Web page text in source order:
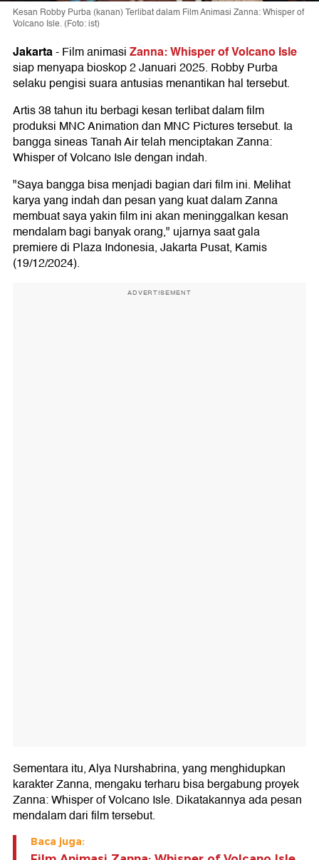
Kesan Robby Purba (kanan) Terlibat dalam Film Animasi Zanna: Whisper of
Volcano Isle. (Foto: ist)
Jakarta-Film animasiZanna: Whisper of Volcano Isle
siap menyapa bioskop 2 Januari 2025. Robby Purba
selaku pengisi suara antusias menantikan hal tersebut.
Artis 38 tahun itu berbagi kesan terlibat dalam film
produksi MNC Animation dan MNC Pictures tersebut. Ia
bangga sineas Tanah Air telah menciptakan Zanna:
Whisper of Volcano Isle dengan indah.
"Saya bangga bisa menjadi bagian dari film ini. Melihat
karya yang indah dan pesan yang kuat dalam Zanna
membuat saya yakin film ini akan meninggalkan kesan
mendalam bagi banyak orang," ujarnya saat gala
premiere di Plaza Indonesia, Jakarta Pusat, Kamis
(19/12/2024).
ADVERTISEMENT
Sementara itu, Alya Nurshabrina, yang menghidupkan
karakter Zanna, mengaku terharu bisa bergabung proyek
Zanna: Whisper of Volcano Isle. Dikatakannya ada pesan
mendalam dari film tersebut.
Baca juga: